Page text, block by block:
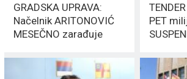
GRADSKA UPRAVA:
Načelnik ARITONOVIĆ
MESEČNO zarađuje
PET